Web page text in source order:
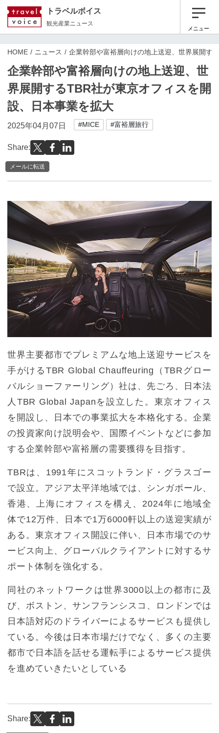
トラベルボイス
観光産業ニュース
メニュー
HOME ニュース 企業幹部や富裕層向けの地上送迎、世界展開す
企業幹部や富裕層向けの地上送迎、世
界展開するTBR社が東京オフィスを開
設、日本事業を拡大
2025年04月07日 #MICE #富裕層旅行
Share:
メールに転送
世界主要都市でプレミアムな地上送迎サービスを
手がけるTBR Global Chauffeuring（TBRグロー
バルショーファーリング）社は、先ごろ、日本法
人TBR Global Japanを設立した。東京オフィス
を開設し、日本での事業拡大を本格化する。企業
の投資家向け説明会や、国際イベントなどに参加
する企業幹部や富裕層の需要獲得を目指す。
TBRは、1991年にスコットランド・グラスゴー
で設立。アジア太平洋地域では、シンガポール、
香港、上海にオフィスを構え、2024年に地域全
体で12万件、日本で1万6000軒以上の送迎実績が
ある。東京オフィス開設に伴い、日本市場でのサ
ービス向上、グローバルクライアントに対するサ
ポート体制を強化する。
同社のネットワークは世界3000以上の都市に及
び、ボストン、サンフランシスコ、ロンドンでは
日本語対応のドライバーによるサービスも提供し
ている。今後は日本市場だけでなく、多くの主要
都市で日本語を話せる運転手によるサービス提供
を進めていきたいとしている
Share: